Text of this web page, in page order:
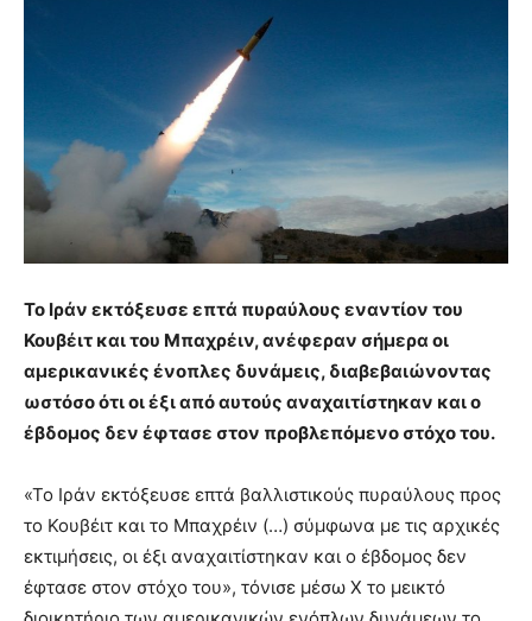
Το Ιράν εκτόξευσε επτά πυραύλους εναντίον του
Κουβέιτ και του Μπαχρέιν, ανέφεραν σήμερα οι
αμερικανικές ένοπλες δυνάμεις, διαβεβαιώνοντας
ωστόσο ότι οι έξι από αυτούς αναχαιτίστηκαν και ο
έβδομος δεν έφτασε στον προβλεπόμενο στόχο του.
«Το Ιράν εκτόξευσε επτά βαλλιστικούς πυραύλους προς
το Κουβέιτ και το Μπαχρέιν (…) σύμφωνα με τις αρχικές
εκτιμήσεις, οι έξι αναχαιτίστηκαν και ο έβδομος δεν
έφτασε στον στόχο του», τόνισε μέσω X το μεικτό